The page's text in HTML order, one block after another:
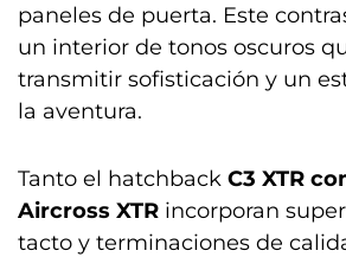
paneles de puerta. Este
un interior de tonos oscuros
transmitir sofisticación y un
la aventura.
Tanto el hatchback C3 XTR
Aircross XTR incorporan
tacto y terminaciones de